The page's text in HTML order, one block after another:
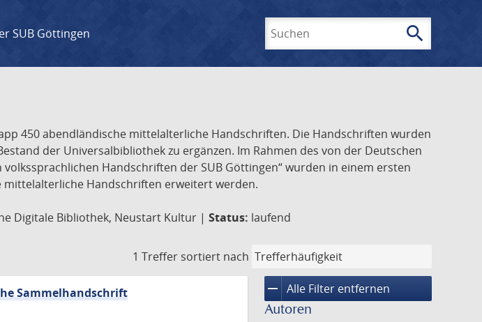
SUB Göttingen search
450 abendländische mittelalterliche Handschriften. Die Handschriften wurden
der Universalbibliothek zu ergänzen. Im Rahmen des von der Deutschen
Handschriften der SUB Göttingen“ wurden in einem ersten
Handschriften erweitert werden.
Digitale Bibliothek, Neustart Kultur | Status: laufend
1 Treffer sortiert nach
remove Alle Filter entfernen
Autoren
Sammelhandschrift